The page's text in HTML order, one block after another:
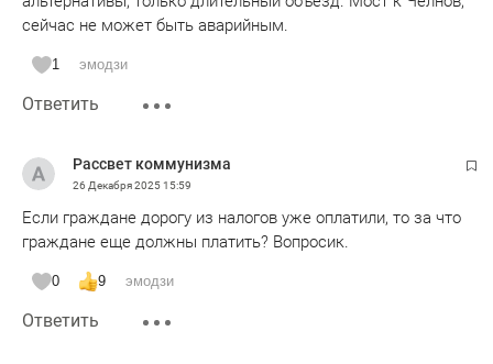
сейчас не может быть аварийным.
1 эмодзи
Ответить
Рассвет коммунизма
26 Декабря 202515:59
Если граждане дорогу из налогов уже оплатили, то за что
граждане еще должны платить? Вопросик.
0 9 эмодзи
Ответить